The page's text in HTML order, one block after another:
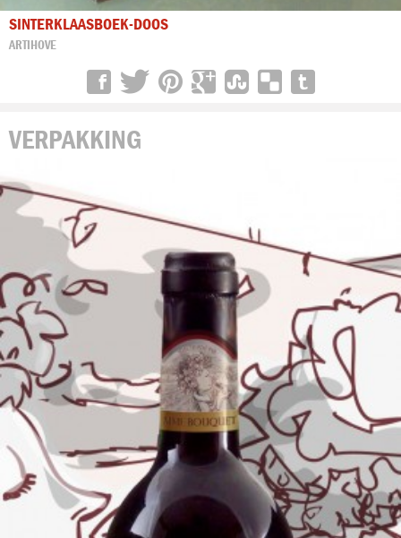
SINTERKLAASBOEK-DOOS
ARTIHOVE
VERPAKKING